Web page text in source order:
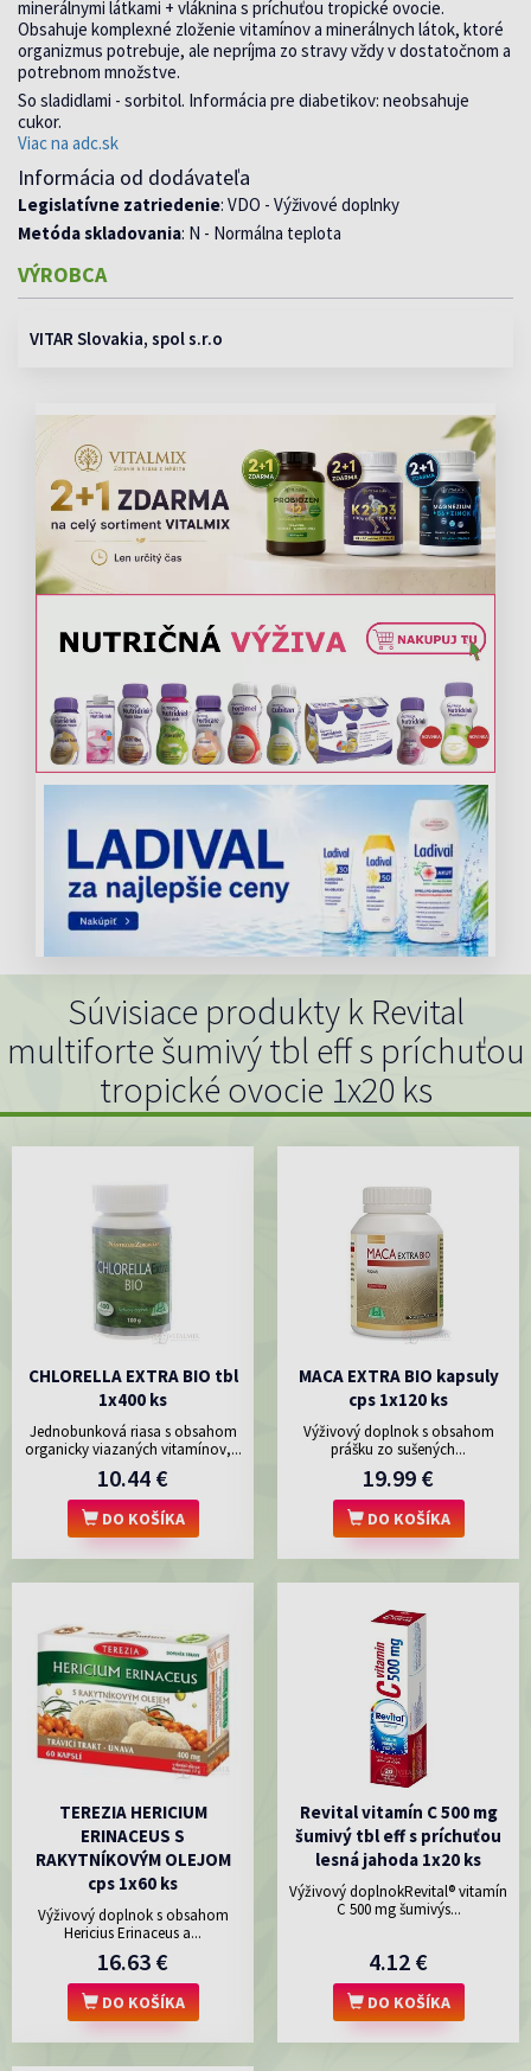
minerálnymi látkami + vláknina s príchuťou tropické ovocie.
Obsahuje komplexné zloženie vitamínov a minerálnych látok, ktoré
organizmus potrebuje, ale nepríjma zo stravy vždy v dostatočnom a
potrebnom množstve.
So sladidlami - sorbitol. Informácia pre diabetikov: neobsahuje
cukor.
Viac na adc.sk
Informácia od dodávateľa
Legislatívne zatriedenie: VDO - Výživové doplnky
Metóda skladovania: N - Normálna teplota
VÝROBCA
VITAR Slovakia, spol s.r.o
Súvisiace produkty k Revital
multiforte šumivý tbl eff s príchuťou
tropické ovocie 1x20 ks
CHLORELLA EXTRA BIO tbl
1x400 ks
Jednobunková riasa s obsahom
organicky viazaných vitamínov,...
10.44 €
DO KOŠÍKA
MACA EXTRA BIO kapsuly
cps 1x120 ks
Výživový doplnok s obsahom
prášku zo sušených...
19.99 €
DO KOŠÍKA
TEREZIA HERICIUM
ERINACEUS S
RAKYTNÍKOVÝM OLEJOM
cps 1x60 ks
Výživový doplnok s obsahom
Hericius Erinaceus a...
16.63 €
DO KOŠÍKA
Revital vitamín C 500 mg
šumivý tbl eff s príchuťou
lesná jahoda 1x20 ks
Výživový doplnokRevital® vitamín
C 500 mg šumivýs...
4.12 €
DO KOŠÍKA